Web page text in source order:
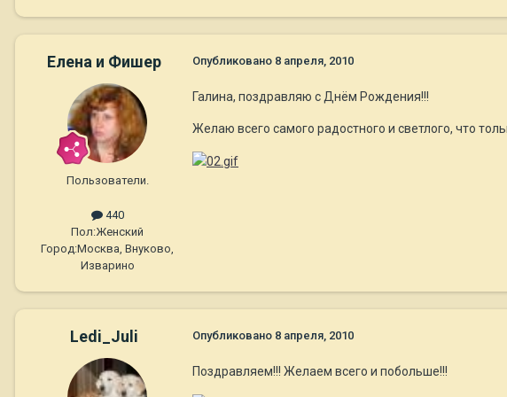
Елена и Фишер
Пользователи.
440
Пол:Женский
Город:Москва, Внуково,
Изварино
Опубликовано 8 апреля, 2010
Галина, поздравляю с Днём Рождения!!!
Желаю всего самого радостного и светлого, что
Ledi_Juli Опубликовано 8 апреля, 2010
Поздравляем!!! Желаем всего и побольше!!!